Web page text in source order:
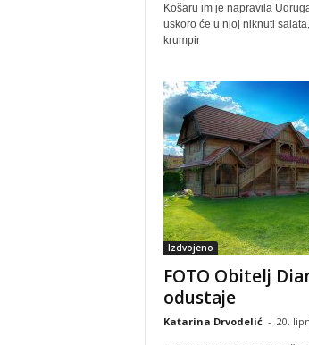
Košaru im je napravila
uskoro će u njoj niknuti
krumpir
Izdvojeno
FOTO Obitelj
odustaje
Katarina Drvodelić - 20.